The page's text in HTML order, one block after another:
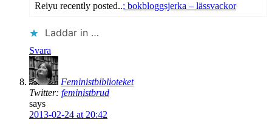
Reiyu recently posted..; bokbloggsjerka – lässvackor
Laddar in …
Svara
Feministbiblioteket
Twitter: feministbrud
says
2013-02-24 at 20:42